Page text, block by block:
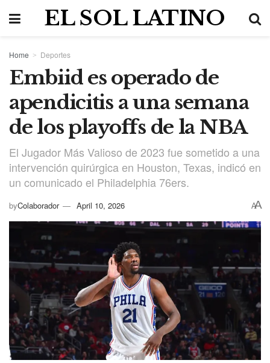
EL SOL LATINO
Home Deportes
Embiid es operado de
apendicitis a una semana
de los playoffs de la NBA
El Jugador Más Valioso de 2023 fue sometido a una
intervención quirúrgica en Houston, Texas, indicó en
un comunicado el Philadelphia 76ers.
byColaborador April 10, 2026 AA